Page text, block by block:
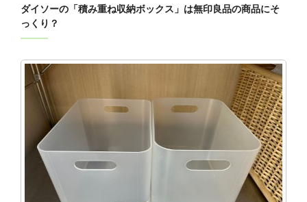
ダイソーの「積み重ね収納ボックス」は無印良品の商品にそ
っくり？